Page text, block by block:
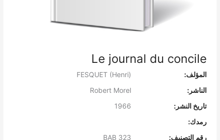
Le journal du concile
المؤلف:
الناشر:
Robert Morel
تاريخ النشر:
رمدك:
رقم التصنيف: